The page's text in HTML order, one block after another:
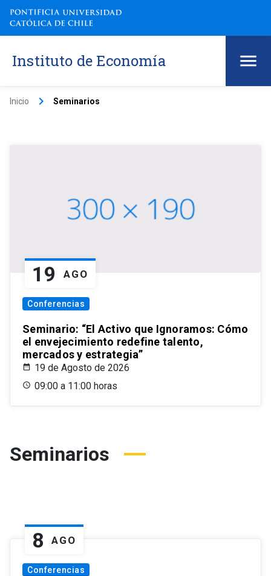
Instituto de Economía
Inicio keyboard_arrow_right Seminarios
19 AGO
Conferencias
Seminario: “El Activo que Ignoramos: Cómo
el envejecimiento redefine talento,
mercados y estrategia”
19 de Agosto de 2026
09:00 a 11:00 horas
Seminarios
8 AGO
Conferencias